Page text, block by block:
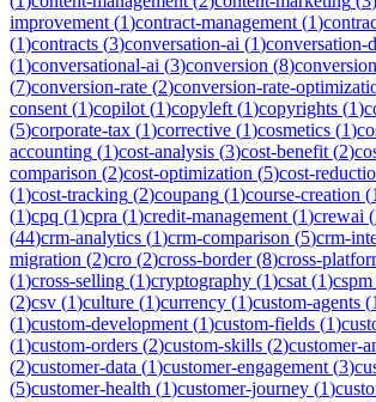
improvement (1)contract-management (1)
(1)contracts (3)conversation-ai (1)conversation-
(1)conversational-ai (3)conversion (8)
(7)conversion-rate (2)conversion-rate-
consent (1)copilot (1)copyleft (1)copyrights (1)
(5)corporate-tax (1)corrective (1)cosmetics (1)
accounting (1)cost-analysis (3)cost-benefit (2)
comparison (2)cost-optimization (5)cost-
(1)cost-tracking (2)coupang (1)course-creation (1
(1)cpq (1)cpra (1)credit-management (1)crewai (
(44)crm-analytics (1)crm-comparison (5)crm-
migration (2)cro (2)cross-border(8)cross-
(1)cross-selling (1)cryptography (1)csat (1)cspm
(2)csv (1)culture (1)currency (1)custom-agents (1
(1)custom-development (1)custom-fields (1)
(1)custom-orders (2)custom-skills (2)customer-
(2)customer-data (1)customer-engagement (3)
(5)customer-health (1)customer-journey (1)